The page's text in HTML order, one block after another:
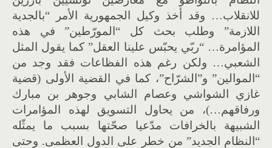
للانقلاب… وقد أخذ وكيل الجمهورية الأمر “بالجدية
اللازمة” وطلب بحث كل “المورّطين” في هذه
المؤامرة… “ربّي يحبّس علينا العقل” كما يقول المثل
الشعبي… ولكن رغم هذه الفظاعات فقد وجد من
“الموالين” و”الشرّاح”، كما في القضية الأولى (قضية
غازي الشواشي وعصام الشابي وجوهر بن مبارك
ورفاقهم…)، من يحاول التسويق لهذه المؤامرات
الشبيهة بالخرافات مدّعيا صحّتها بسبب ما يمثّله
“النظام الجديد” من خطر على الدول العظمى. وحتى